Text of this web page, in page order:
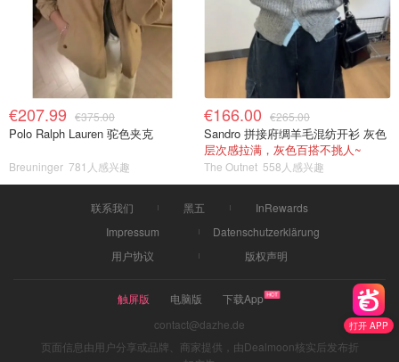
打开 APP
€207.99 €375.00
Polo Ralph Lauren 驼色夹克
Breuninger 781人感兴趣
€166.00 €265.00
Sandro 拼接府绸羊毛混纺开衫 灰色
层次感拉满，灰色百搭不挑人~
The Outnet 558人感兴趣
联系我们 黑五
InRewards
Impressum
Datenschutzerklärung
用户协议
版权声明
触屏版 电脑版
下载App
contact@dazhe.de
页面信息由用户分享或品牌、商家提供，由Dealmoon核实后发布折